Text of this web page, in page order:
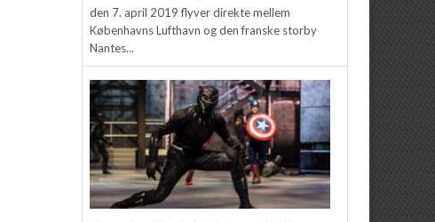
den 7. april 2019 flyver direkte mellem
Københavns Lufthavn og den franske storby
Nantes...